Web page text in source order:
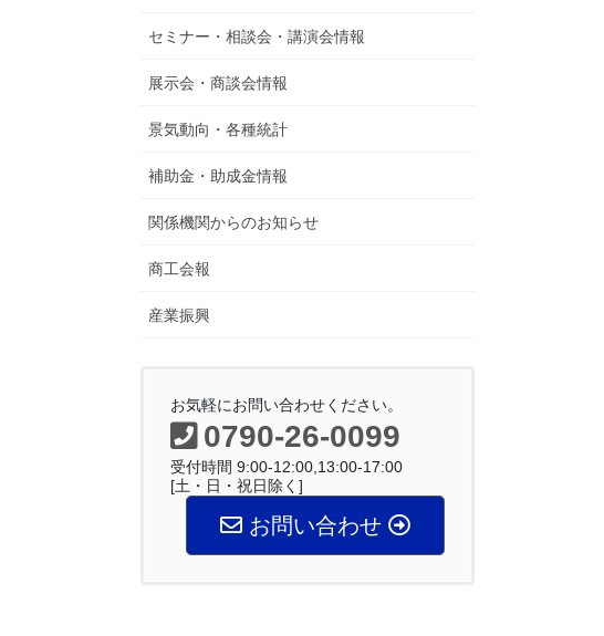
セミナー・相談会・講演会情報
展示会・商談会情報
景気動向・各種統計
補助金・助成金情報
関係機関からのお知らせ
商工会報
産業振興
お気軽にお問い合わせください。
0790-26-0099
受付時間 9:00-12:00,13:00-17:00
[土・日・祝日除く]
お問い合わせ